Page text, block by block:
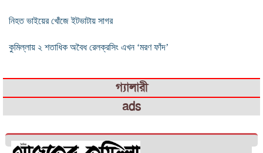
নিহত ভাইয়ের খোঁজে ইটভাটায় সাগর
কুমিল্লায় ২ শতাধিক অবৈধ রেলক্রসিং এখন ‘মরণ ফাঁদ’
গ্যালারী
ads